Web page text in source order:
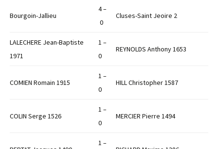
Bourgoin-Jallieu
4 –
0
Cluses-Saint Jeoire 2
LALECHERE Jean-Baptiste
1971
1 –
0
REYNOLDS Anthony 1653
COMIEN Romain 1915
1 –
0
HILL Christopher 1587
COLIN Serge 1526
1 –
0
MERCIER Pierre 1494
1 –